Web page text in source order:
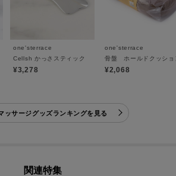
ャー
one'sterrace
Cellsh かっさスティック
¥3,278
one'sterrace
骨盤 ホールドクッショ
¥2,068
ッサージグッズランキングを見る
関連特集